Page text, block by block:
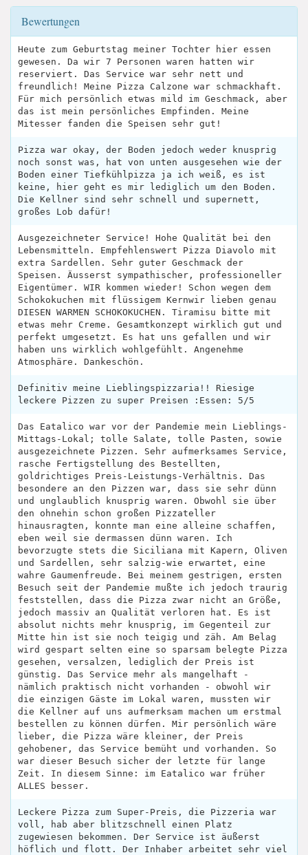
Bewertungen
Heute zum Geburtstag meiner Tochter hier essen
gewesen. Da wir 7 Personen waren hatten wir
reserviert. Das Service war sehr nett und
freundlich! Meine Pizza Calzone war schmackhaft.
Für mich persönlich etwas mild im Geschmack, aber
das ist mein persönliches Empfinden. Meine
Mitesser fanden die Speisen sehr gut!
Pizza war okay, der Boden jedoch weder knusprig
noch sonst was, hat von unten ausgesehen wie der
Boden einer Tiefkühlpizza ja ich weiß, es ist
keine, hier geht es mir lediglich um den Boden.
Die Kellner sind sehr schnell und supernett,
großes Lob dafür!
Ausgezeichneter Service! Hohe Qualität bei den
Lebensmitteln. Empfehlenswert Pizza Diavolo mit
extra Sardellen. Sehr guter Geschmack der
Speisen. Äusserst sympathischer, professioneller
Eigentümer. WIR kommen wieder! Schon wegen dem
Schokokuchen mit flüssigem Kernwir lieben genau
DIESEN WARMEN SCHOKOKUCHEN. Tiramisu bitte mit
etwas mehr Creme. Gesamtkonzept wirklich gut und
perfekt umgesetzt. Es hat uns gefallen und wir
haben uns wirklich wohlgefühlt. Angenehme
Atmosphäre. Dankeschön.
Definitiv meine Lieblingspizzaria!! Riesige
leckere Pizzen zu super Preisen :Essen: 5/5
Das Eatalico war vor der Pandemie mein Lieblings-
Mittags-Lokal; tolle Salate, tolle Pasten, sowie
ausgezeichnete Pizzen. Sehr aufmerksames Service,
rasche Fertigstellung des Bestellten,
goldrichtiges Preis-Leistungs-Verhältnis. Das
besondere an den Pizzen war, dass sie sehr dünn
und unglaublich knusprig waren. Obwohl sie über
den ohnehin schon großen Pizzateller
hinausragten, konnte man eine alleine schaffen,
eben weil sie dermassen dünn waren. Ich
bevorzugte stets die Siciliana mit Kapern, Oliven
und Sardellen, sehr salzig-wie erwartet, eine
wahre Gaumenfreude. Bei meinem gestrigen, ersten
Besuch seit der Pandemie mußte ich jedoch traurig
feststellen, dass die Pizza zwar nicht an Größe,
jedoch massiv an Qualität verloren hat. Es ist
absolut nichts mehr knusprig, im Gegenteil zur
Mitte hin ist sie noch teigig und zäh. Am Belag
wird gespart selten eine so sparsam belegte Pizza
gesehen, versalzen, lediglich der Preis ist
günstig. Das Service mehr als mangelhaft -
nämlich praktisch nicht vorhanden - obwohl wir
die einzigen Gäste im Lokal waren, mussten wir
die Kellner auf uns aufmerksam machen um erstmal
bestellen zu können dürfen. Mir persönlich wäre
lieber, die Pizza wäre kleiner, der Preis
gehobener, das Service bemüht und vorhanden. So
war dieser Besuch sicher der letzte für lange
Zeit. In diesem Sinne: im Eatalico war früher
ALLES besser.
Leckere Pizza zum Super-Preis, die Pizzeria war
voll, hab aber blitzschnell einen Platz
zugewiesen bekommen. Der Service ist äußerst
höflich und flott. Der Inhaber arbeitet sehr viel